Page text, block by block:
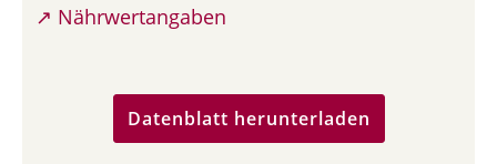
↗ Nährwertangaben
Datenblatt herunterladen